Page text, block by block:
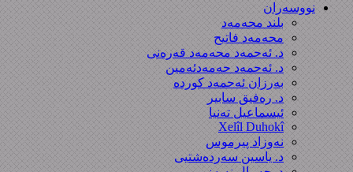
نووسەران
بلند محەمەد
محەمەد فاتیح
د. ئەحمەد محەمەد قەرەنی
د. ئەحمەد حەمەدئەمین
بەرزان ئەحمەد کورده
د. رەفیق سابیر
ئیسماعیل تەنیا
Xelîl Duhokî
نەوزاد پیرموس
د. یاسین سەردەشتیی